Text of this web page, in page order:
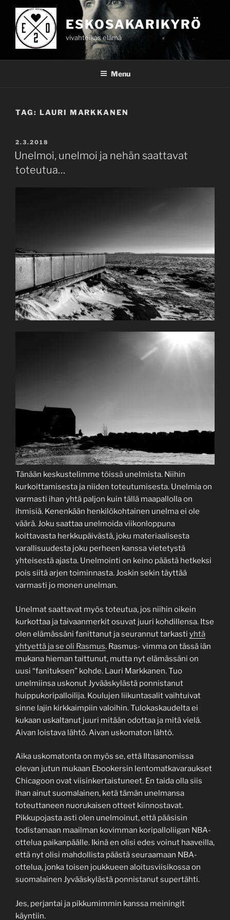
content
ESKOSAKARIKYRÖ
vivahteikas elämä
Menu
TAG: LAURI MARKKANEN
POSTED
ON
2.3.2018
Unelmoi, unelmoi ja nehän saattavat
toteutua…
Tänään keskustelimme töissä unelmista. Niihin
kurkoittamisesta ja niiden toteutumisesta. Unelmia on
varmasti ihan yhtä paljon kuin tällä maapallolla on
ihmisiä. Kenenkään henkilökohtainen unelma ei ole
väärä. Joku saattaa unelmoida viikonloppuna
koittavasta herkkupäivästä, joku materiaalisesta
varallisuudesta joku perheen kanssa vietetystä
yhteisestä ajasta. Unelmointi on keino päästä hetkeksi
pois siitä arjen toiminnasta. Joskin sekin täyttää
varmasti jo monen unelman.
Unelmat saattavat myös toteutua, jos niihin oikein
kurkottaa ja taivaanmerkit osuvat juuri kohdillensa. Itse
olen elämässäni fanittanut ja seurannut tarkasti yhtä
yhtyettä ja se oli Rasmus. Rasmus- vimma on tässä iän
mukana hieman taittunut, mutta nyt elämässäni on
uusi “fanituksen” kohde. Lauri Markkanen. Tuo
unelmiinsa uskonut Jyvääskylästä ponnistanut
huippukoripalloilija. Koulujen liikuntasalit vaihtuivat
sinne lajin kirkkaimpiin valoihin. Tulokaskaudelta ei
kukaan uskaltanut juuri mitään odottaa ja mitä vielä.
Aivan loistava lähtö. Aivan uskomaton lähtö.
Aika uskomatonta on myös se, että Iltasanomissa
olevan jutun mukaan Ebookersin lentomatkavaraukset
Chicagoon ovat viisinkertaistuneet. En taida olla siis
ihan ainut suomalainen, ketä tämän unelmansa
toteuttaneen nuorukaisen otteet kiinnostavat.
Pikkupojasta asti olen unelmoinut, että pääsisin
todistamaan maailman kovimman koripalloliigan NBA-
ottelua paikanpäälle. Ikinä en olisi edes voinut haaveilla,
että nyt olisi mahdollista päästä seuraamaan NBA-
ottelua, jonka toisen joukkueen aloitusviisikossa on
suomalainen Jyvääskylästä ponnistanut supertähti.
Jes, perjantai ja pikkumimmin kanssa meiningit
käyntiin.